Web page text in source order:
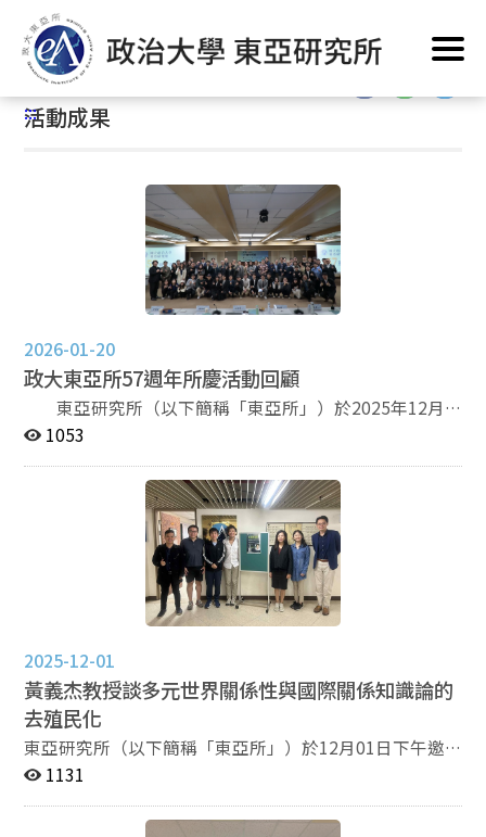
到
要
內
首頁/
:::
:::
活動成果
2026-01-20
政大東亞所57週年所慶活動回顧
東亞研究所（以下簡稱「東亞所」）於2025年12月6
日（星期六），在政大行政大樓7樓第一會議室進行57週
論文發表會，邀請了10為學界先進參與評論本所學生的學
術論文，並匯聚了9位本所在學研究生參與論文發表。此
次的活動，除了慶祝東亞所成立57週年之外，更是凝聚從
東亞所畢業的學界前輩和在讀研究生，在輕鬆愉快的氛圍
下進行學術交流，增進所友與師生們的情誼。 此次研
究生論文發表題目相當多元且有趣，研究領域涵蓋的範圍
包括中國研究和東南亞研究，也顯示政大東亞除了在中國
量。其中研究題目所涵蓋的領域包括菁英政治、社會治
理、黨史、外交、文化等重要議題。在第一場次的發表，
由本所所長劉致賢教授進行主持。場次一的研究發表包
括：一、碩士生曾驛翔發表〈生態晉升錦標賽？中國生態
治理與官員的晉升〉，由國防安全研究院國家安全研究所
副研究員林雅玲評論； 二、碩士生蔡依玲發表從〈「邊防
檢查」到「移民管理」：中國邊檢制度之研究〉，由致理
1053
2025-12-01
黃義杰教授談多元世界關係性與國際關係知識論的
去殖民化
東亞研究所（以下簡稱「東亞所」）於12月01日下午邀
請荷蘭萊頓大學（Leiden University）的黃義杰老師進行
臨旁聽，以及金門大學、中山大學的師生前來參與。
1131